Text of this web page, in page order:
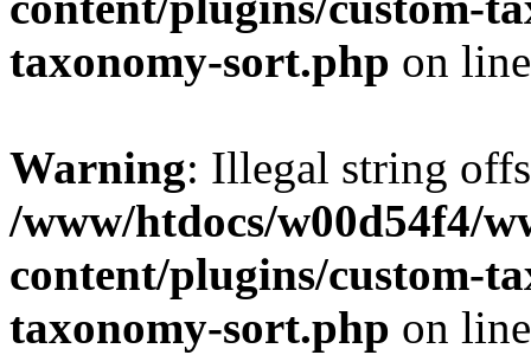
taxonomy-sort.php on
Warning: Illegal string
/www/htdocs/w00d54f4/
content/plugins/custom-
taxonomy-sort.php on